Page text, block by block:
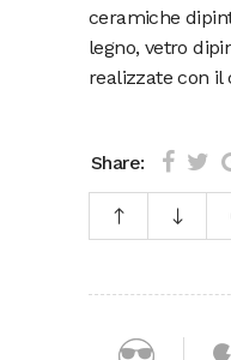
ceramiche
legno, vetro
realizzate con il
Share: